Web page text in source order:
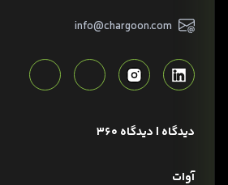
info@chargoon.com
دیدگاه | دیدگاه 360
آوات